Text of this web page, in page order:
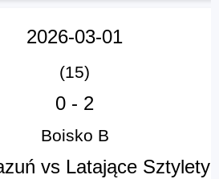
2026-03-01
(15)
0 - 2
Boisko B
vs Latające Sztylety